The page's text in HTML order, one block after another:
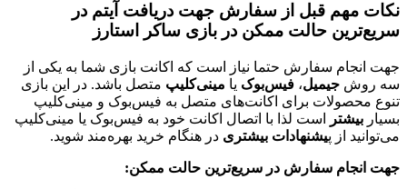
نکات مهم قبل از سفارش جهت دریافت آیتم در
سریع‌ترین حالت ممکن در بازی ساکر استارز
جهت انجام سفارش حتما نیاز است که اکانت بازی شما به یکی از
سه روش جیمیل، فیس‌بوک یا مینی‌کلیپ متصل باشد. در این بازی
تنوع محصولات برای اکانت‌های متصل به فیس‌بوک و مینی‌کلیپ
بسیار بیشتر
است لذا با اتصال اکانت خود به فیس‌بوک یا مینی‌کلیپ
می‌توانید از پیشنهادات بیشتری در هنگام خرید بهره‌مند شوید.
جهت انجام سفارش در سریع‌ترین حالت ممکن: